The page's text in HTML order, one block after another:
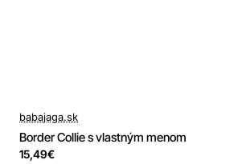
babajaga.sk
Border Collie s vlastným menom
15,49€